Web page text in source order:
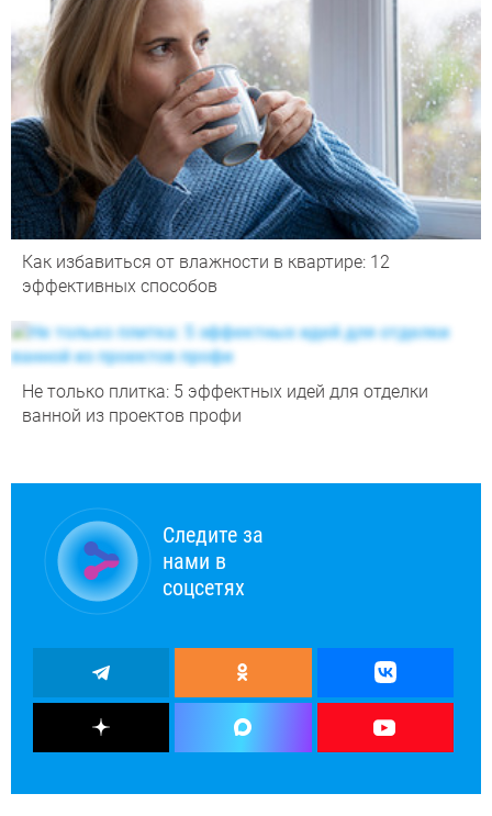
Как избавиться от влажности в квартире: 12
эффективных способов
Не только плитка: 5 эффектных идей для отделки
ванной из проектов профи
Следите за
нами в
соцсетях